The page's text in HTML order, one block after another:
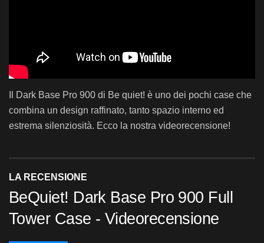
Il Dark Base Pro 900 di Be quiet! è uno dei pochi case che
combina un design raffinato, tanto spazio interno ed
estrema silenziosità. Ecco la nostra videorecensione!
LA RECENSIONE
BeQuiet! Dark Base Pro 900 Full
Tower Case - Videorecensione